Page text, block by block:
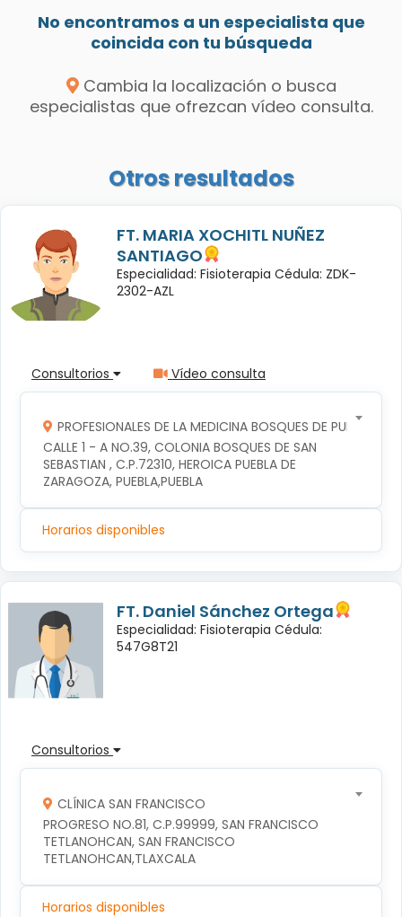
No encontramos a un especialista que
coincida con tu búsqueda
Cambia la localización o busca
especialistas que ofrezcan vídeo consulta.
Otros resultados
FT. MARIA XOCHITL NUÑEZ
SANTIAGO
Especialidad: Fisioterapia Cédula: ZDK-
2302-AZL
Consultorios Vídeo consulta
PROFESIONALES DE LA MEDICINA BOSQUES DE PUEBLA S
CALLE 1 - A NO.39, COLONIA BOSQUES DE SAN
SEBASTIAN , C.P.72310, HEROICA PUEBLA DE
ZARAGOZA, PUEBLA,PUEBLA
Horarios disponibles
FT. Daniel Sánchez Ortega
Especialidad: Fisioterapia Cédula:
547G8T21
Consultorios
CLÍNICA SAN FRANCISCO
PROGRESO NO.81, C.P.99999, SAN FRANCISCO
TETLANOHCAN, SAN FRANCISCO
TETLANOHCAN,TLAXCALA
Horarios disponibles